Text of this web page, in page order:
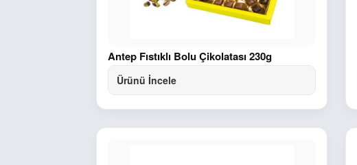
Antep Fıstıklı Bolu Çikolatası 230g
Ürünü İncele